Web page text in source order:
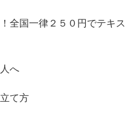
全国一律２５０円でテキス
へ
て方